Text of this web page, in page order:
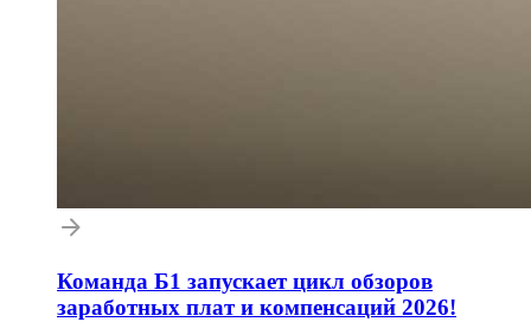
Команда Б1 запускает цикл обзоров
заработных плат и компенсаций 2026!